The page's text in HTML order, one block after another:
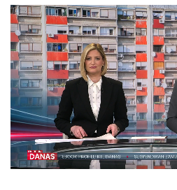
Unmute /
Loaded:
16.16%